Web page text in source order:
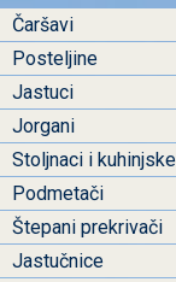
Čaršavi
Posteljine
Jastuci
Jorgani
Stoljnaci i
Podmetači
Štepani prekrivači
Jastučnice